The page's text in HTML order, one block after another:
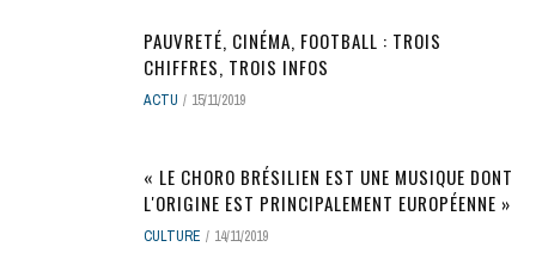
PAUVRETÉ, CINÉMA, FOOTBALL : TROIS
CHIFFRES, TROIS INFOS
ACTU 15/11/2019
« LE CHORO BRÉSILIEN EST UNE MUSIQUE DONT
L'ORIGINE EST PRINCIPALEMENT EUROPÉENNE »
CULTURE 14/11/2019